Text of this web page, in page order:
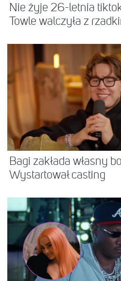
Nie żyje 26-letnia
Towle walczyła z
Bagi zakłada własny
Wystartował casting